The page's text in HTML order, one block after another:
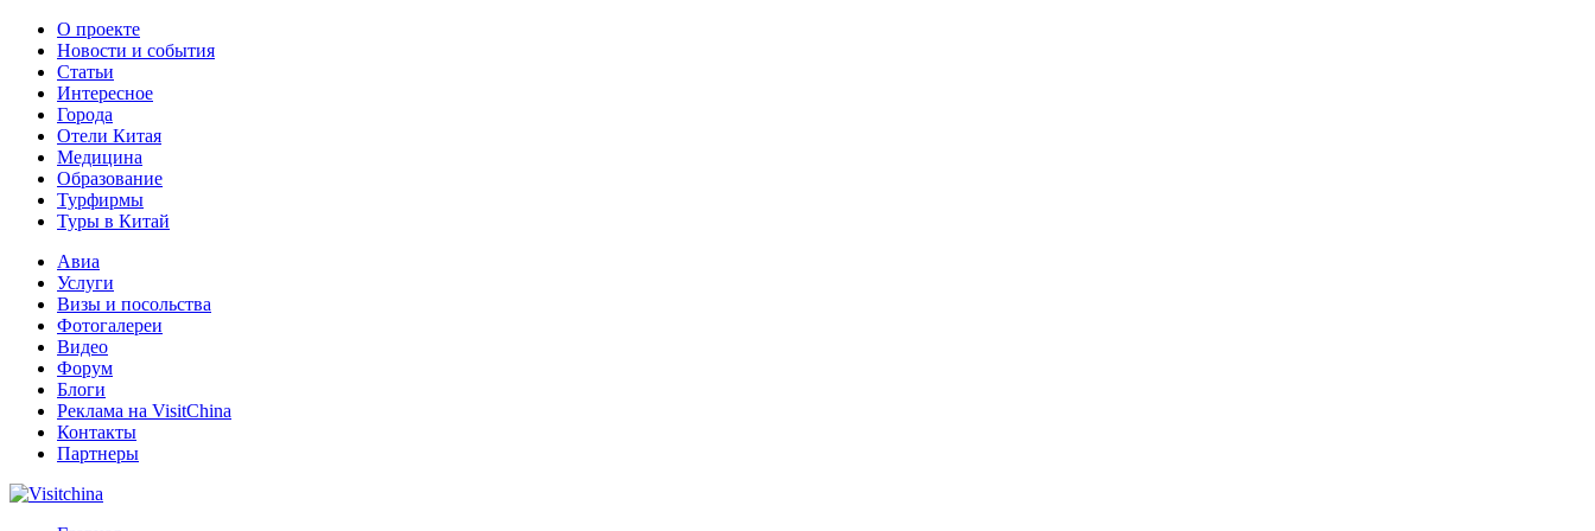
О проекте
Новости и события
Статьи
Интересное
Города
Отели Китая
Медицина
Образование
Турфирмы
Туры в Китай
Авиа
Услуги
Визы и посольства
Фотогалереи
Видео
Форум
Блоги
Реклама на VisitChina
Контакты
Партнеры